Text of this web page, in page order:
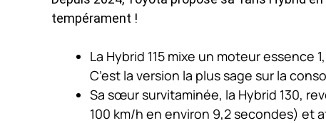
tempérament !
La Hybrid 115 mixe un moteur essence
C’est la version la plus sage sur la
Sa sœur survitaminée, la Hybrid 130,
100 km/h en environ 9,2 secondes) et